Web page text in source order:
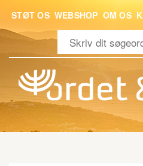
STØT OS WEBSHOP OM OS